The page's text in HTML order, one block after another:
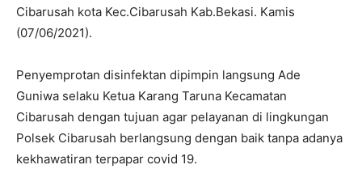
Cibarusah kota Kec.Cibarusah Kab.Bekasi. Kamis
(07/06/2021).
Penyemprotan disinfektan dipimpin langsung Ade
Guniwa selaku Ketua Karang Taruna Kecamatan
Cibarusah dengan tujuan agar pelayanan di lingkungan
Polsek Cibarusah berlangsung dengan baik tanpa adanya
kekhawatiran terpapar covid 19.